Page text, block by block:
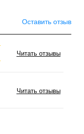
Оставить отзыв
Читать отзывы
Читать отзывы